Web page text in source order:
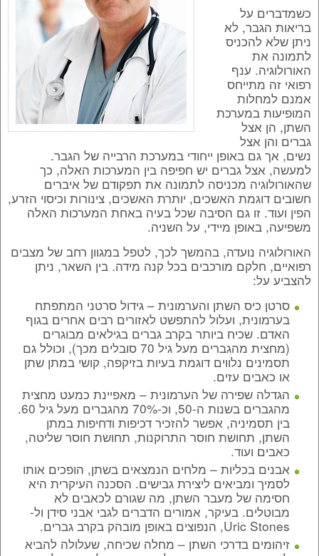
כשמדברים על
בריאות הגבר, לא
ניתן שלא להכניס
לתמונה את
האורולוגיה. ענף
רפואי זה מתייחס
אמנם למחלות
המופיעות במערכת
השתן, הן אצל
גברים והן אצל
נשים, אך גם באופן ייחודי במערכת הרבייה של הגבר.
למעשה, אצל גברים יש חפיפה בין המערכות האלה, כך
שהאורולוגיה מכניסה לתמונה את תפקודם של איברים
חשובים דוגמת האשכים, יותרת האשכים, צינורות וכיסוי הזרע,
הפין ועוד. זו גם הסיבה שכל בעיה באחת המערכות האלה
משפיעה, באופן מיידי, על השניה.
האורולוגיה נועדה, בהמשך לכך, לטפל במגוון רחב של מצבים
רפואיים, חלקם מורכבים בכל קנה מידה. בין השאר, ניתן
להצביע על:
סרטן כיס השתן והערמונית – גידול סרטני המתפתח
בערמונית, ועלול להתפשט לאזורים רבים אחרים בגוף
האדם. שכיח ביותר בקרב גברים בגילאים מבוגרים
(מחצית מהגברים מעל גיל 70 סובלים מכך), וכולל גם
תסמינים נלווים דוגמת בעיות בזיקפה, קושי במתן שתן
או כאבים עזים.
הגדלה שפירה של הערמונית – מאפיינת כמעט מחצית
מהגברים בשנות ה-50, וכ-70% מהגברים מעל גיל 60.
בין תסמיניה, אפשר להזכיר דכיפות ודחיפות במתן
השתן, תחושת חוסר התרוקנות, תחושת חוסר שליטה,
כאבים ועוד.
אבנים בכליות – מלחים הנמצאים בשתן, הופכים אותו
לסמיך ומביאים ליצירת גבישים. הסכנה העיקרית היא
חסימה של מעבר השתן, מה שגורם לכאבים לא
מבוטלים. בעיקר, אמורים הדברים לגבי אבני סידן ול-
Uric Stones, הנפוצים באופן מובהק בקרב גברים.
זיהומים בדרכי השתן – מחלה שכיחה, שעלולה להביא